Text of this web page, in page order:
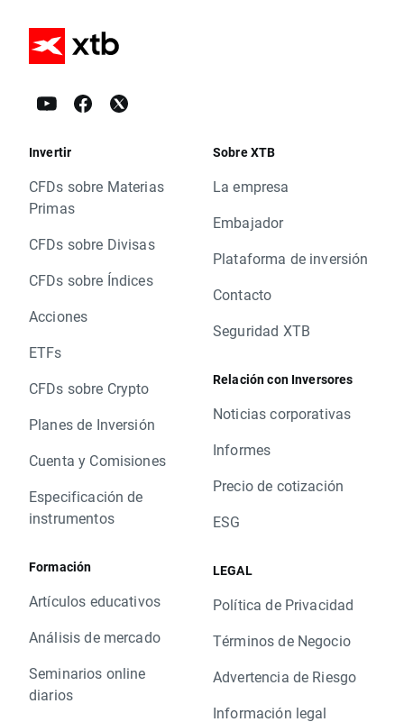
Invertir
CFDs sobre Materias
Primas
CFDs sobre Divisas
CFDs sobre Índices
Acciones
ETFs
CFDs sobre Crypto
Planes de Inversión
Cuenta y Comisiones
Especificación de
instrumentos
Formación
Artículos educativos
Análisis de mercado
Seminarios online
diarios
Sobre XTB
La empresa
Embajador
Plataforma de inversión
Contacto
Seguridad XTB
Relación con Inversores
Noticias corporativas
Informes
Precio de cotización
ESG
LEGAL
Política de Privacidad
Términos de Negocio
Advertencia de Riesgo
Información legal